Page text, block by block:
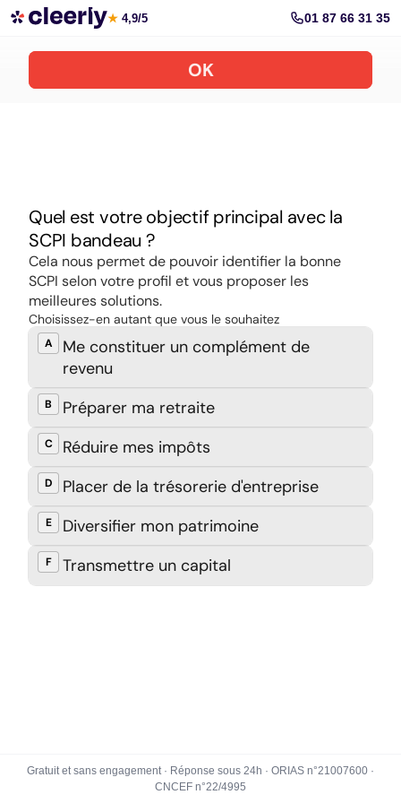
Souscrire aux meilleures SCPI en ligne
★ 4,9/5 01 87 66 31 35
Gratuit et sans engagement · Réponse sous 24h · ORIAS n°21007600 ·
CNCEF n°22/4995